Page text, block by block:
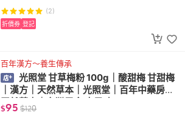
(2)
折價券 登記
百年漢方～養生傳承
光照堂 甘草梅粉 100g｜酸甜梅 甘甜梅
｜漢方｜天然草本｜光照堂｜百年中藥房｜
天然草本｜台灣零食 古早味
$95 $120